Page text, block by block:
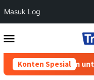
Masuk Log
ke
Mobile
Konten Spesial
Sak Semen untuk Rabat